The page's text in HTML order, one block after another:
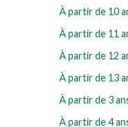
À partir de 10
À partir de 11
À partir de 12
À partir de 13
À partir de 3
À partir de 4